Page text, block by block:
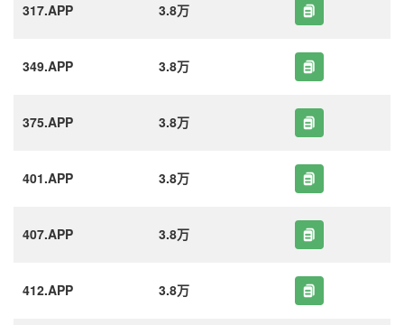
317.APP 3.8万
349.APP 3.8万
375.APP 3.8万
401.APP 3.8万
407.APP 3.8万
412.APP 3.8万